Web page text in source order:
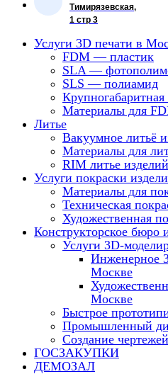
Тимирязевская,
1 стр 3
Услуги 3D печати в
FDM — пластик
SLA —
SLS — полиамид
Материалы для
Литье
Вакуумное литьё
Материалы для
RIM литье
Услуги покраски
Материалы для
Техническая
Художественная
Конструкторское бюро
Услуги 3D-
Инженерное
Москве
Москве
Быстрое
Промышленный
Создание чертежей
ГОСЗАКУПКИ
ДЕМОЗАЛ